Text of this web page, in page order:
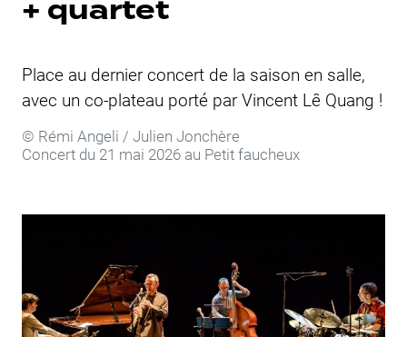
+ quartet
Place au dernier concert de la saison en salle,
avec un co-plateau porté par Vincent Lê Quang !
© Rémi Angeli / Julien Jonchère
Concert du 21 mai 2026 au Petit faucheux